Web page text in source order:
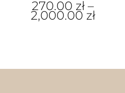
270.00 zł –
2,000.00 zł